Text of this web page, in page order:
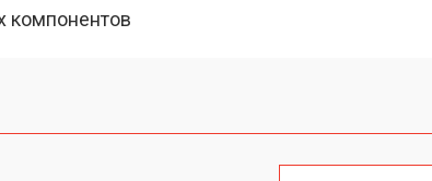
компонентов